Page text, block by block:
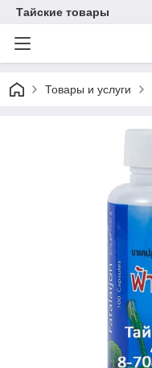
Тайские товары
Товары и услуги